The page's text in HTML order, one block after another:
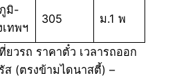
มิ-
เทพฯ
305 ม.1 พ
ยวรถ ราคาตั๋ว เวลารถออก
ส (ตรงข้ามไดนาสตี้) –